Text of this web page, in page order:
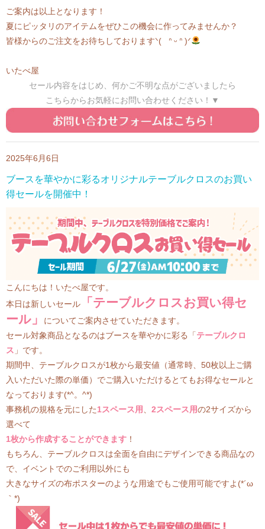
ご案内は以上となります！
夏にピッタリのアイテムをぜひこの機会に作ってみませんか？
皆様からのご注文をお待ちしておりますᐠ( ᐢ ᵕ ᐢ )ᐟ
いたべ屋
セール内容をはじめ、何かご不明な点がございましたら
こちらからお気軽にお問い合わせください！▼
2025年6月6日
ブースを華やかに彩るオリジナルテーブルクロスのお買い
得セールを開催中！
こんにちは！いたべ屋です。
本日は新しいセール
「テーブルクロスお買い得セ
ール」
についてご案内させていただきます。
セール対象商品となるのはブースを華やかに彩る「テーブルクロ
ス 」です。
期間中、テーブルクロスが1枚から最安値（通常時、50枚以上ご購
入いただいた際の単価）でご購入いただけるとてもお得なセールと
なっております(*^。^*)
事務机の規格を元にした1スペース用 2スペース用の2サイズから
選べて
1枚から作成することができます ！
もちろん、テーブルクロスは全面を自由にデザインできる商品なの
で、イベントでのご利用以外にも
大きなサイズの布ポスターのような用途でもご使用可能ですよ(*´ω
｀*)